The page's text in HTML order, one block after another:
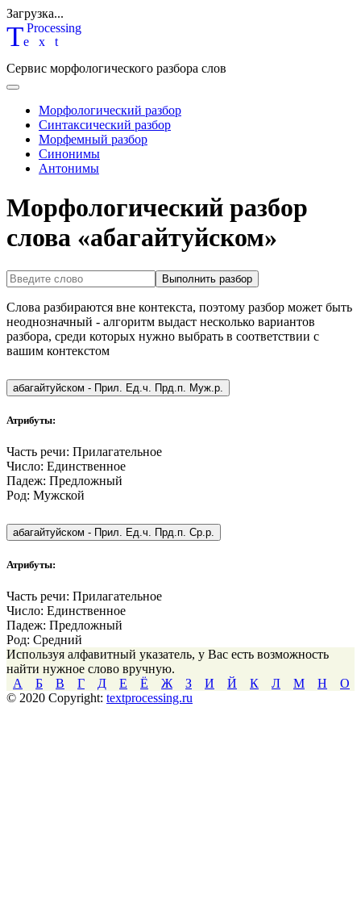
Загрузка...
Text
Processing
Сервис морфологического разбора слов
Морфологический разбор
Синтаксический разбор
Морфемный разбор
Синонимы
Антонимы
Морфологический разбор
слова «абагайтуйском»
Выполнить разбор
Слова разбираются вне контекста, поэтому разбор может быть
неоднозначный - алгоритм выдаст несколько вариантов
разбора, среди которых нужно выбрать в соответствии с
вашим контекстом
абагайтуйском - Прил. Ед.ч. Прд.п. Муж.р.
Атрибуты:
Часть речи: Прилагательное
Число: Единственное
Падеж: Предложный
Род: Мужской
абагайтуйском - Прил. Ед.ч. Прд.п. Ср.р.
Атрибуты:
Часть речи: Прилагательное
Число: Единственное
Падеж: Предложный
Род: Средний
Используя алфавитный указатель, у Вас есть возможность
найти нужное слово вручную.
А
Б В Г Д Е Ё Ж З И Й К Л М Н
О
© 2020 Copyright: textprocessing.ru